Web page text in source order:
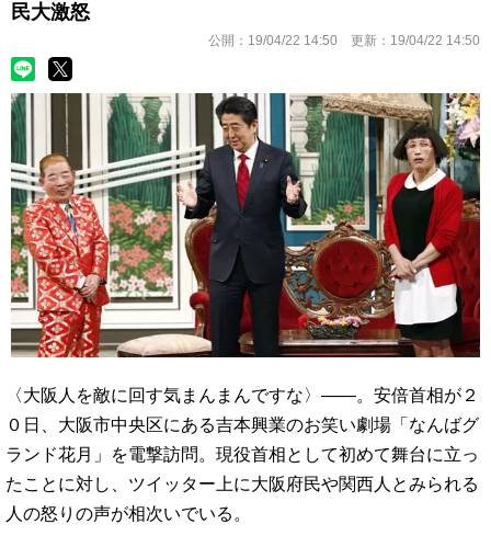
民大激怒
公開： 19/04/22 14:50 更新： 19/04/22 14:50
〈大阪人を敵に回す気まんまんですな〉――。安倍首相が２
０日、大阪市中央区にある吉本興業のお笑い劇場「なんばグ
ランド花月」を電撃訪問。現役首相として初めて舞台に立っ
たことに対し、ツイッター上に大阪府民や関西人とみられる
人の怒りの声が相次いでいる。